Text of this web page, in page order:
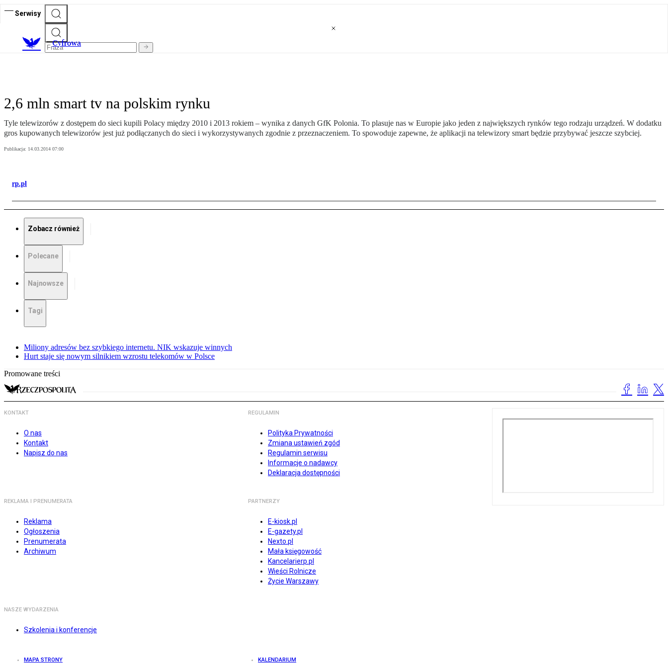
Serwisy
Cyfrowa
2,6 mln smart tv na polskim rynku
Tyle telewizorów z dostępem do sieci kupili Polacy między 2010 i 2013 rokiem – wynika z danych GfK Polonia. To plasuje nas w Europie jako jeden z największych rynków tego rodzaju urządzeń. W dodatku
gros kupowanych telewizorów jest już podłączanych do sieci i wykorzystywanych zgodnie z przeznaczeniem. To spowoduje zapewne, że aplikacji na telewizory smart będzie przybywać jeszcze szybciej.
Publikacja: 14.03.2014 07:00
rp.pl
Zobacz również
Polecane
Najnowsze
Tagi
Miliony adresów bez szybkiego internetu. NIK wskazuje winnych
Hurt staje się nowym silnikiem wzrostu telekomów w Polsce
Promowane treści
KONTAKT
O nas
Kontakt
Napisz do nas
REGULAMIN
Polityka Prywatności
Zmiana ustawień zgód
Regulamin serwisu
Informacje o nadawcy
Deklaracja dostępności
REKLAMA I PRENUMERATA
Reklama
Ogłoszenia
Prenumerata
Archiwum
PARTNERZY
E-kiosk.pl
E-gazety.pl
Nexto.pl
Mała księgowość
Kancelarierp.pl
Wieści Rolnicze
Życie Warszawy
NASZE WYDARZENIA
Szkolenia i konferencje
MAPA STRONY KALENDARIUM